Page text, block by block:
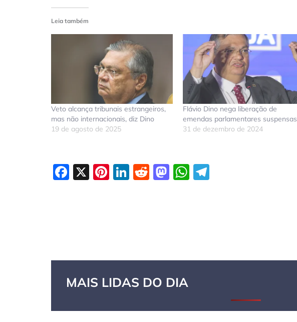
Leia também
Veto alcança tribunais estrangeiros,
mas não internacionais, diz Dino
19 de agosto de 2025
Flávio Dino nega liberação de
emendas parlamentares suspensas
31 de dezembro de 2024
Facebook
X Pinterest
LinkedIn
Reddit
Mastodon
WhatsApp
MAIS LIDAS DO DIA